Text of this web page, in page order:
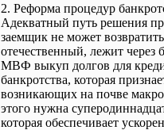
2. Реформа процедур
Адекватный путь решения
заемщик не может
отечественный, лежит через
МВФ выкуп долгов для
банкротства, которая
возникающих на почве
этого нужна
которая обеспечивает